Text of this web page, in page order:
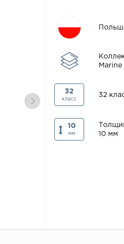
32
класс
32
10
мм
10 мм